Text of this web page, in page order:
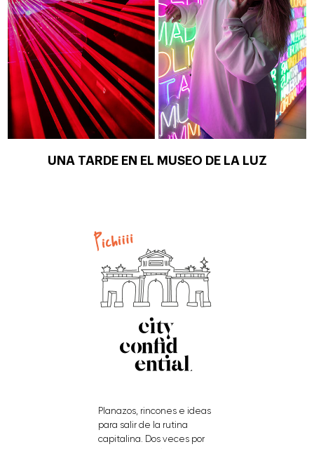
UNA TARDE EN EL MUSEO DE LA LUZ
Planazos, rincones e ideas
para salir de la rutina
capitalina. Dos veces por